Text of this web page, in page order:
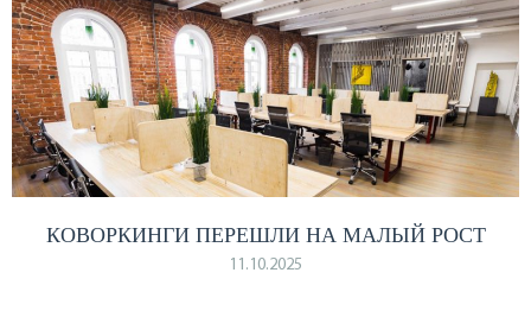
КОВОРКИНГИ ПЕРЕШЛИ НА МАЛЫЙ РОСТ
11.10.2025